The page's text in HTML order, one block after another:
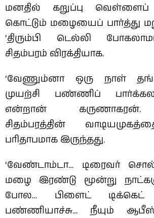
மனதில் கறுப்பு
கொட்டும் மழையைப் பார்த்து
‘திரும்பி டெல்லி
சிதம்பரம் விரக்தியாக.
‘வேணும்னா ஒரு நாள்
முயற்சி பண்ணிப்
என்றான்
சிதம்பரத்தின்
பரிதாபமாக இருந்தது.
‘வேண்டாம்டா… டிரைவர்
மழை இரண்டு மூன்று
போல… பிளைட் டிக்கெட்
பண்ணியாச்சு… நீயும்